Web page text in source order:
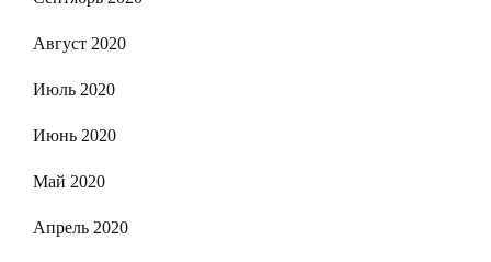
Август 2020
Июль 2020
Июнь 2020
Май 2020
Апрель 2020